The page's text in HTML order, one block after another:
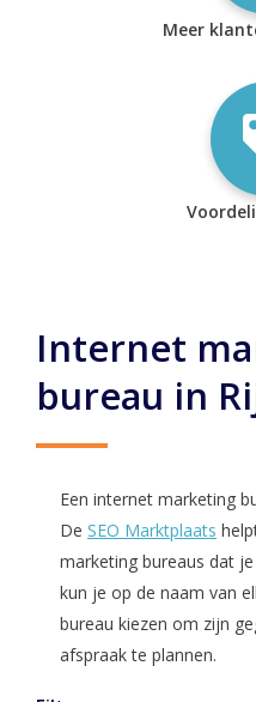
Meer
Internet
bureau in
Een internet marketing
De SEO Marktplaats
marketing bureaus dat
kun je op de naam van
bureau kiezen om zijn
afspraak te plannen.